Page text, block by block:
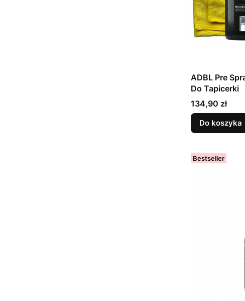
ADBL Pre
Do Tapicerki
Cena
134,90 zł
Do koszyka
Bestseller